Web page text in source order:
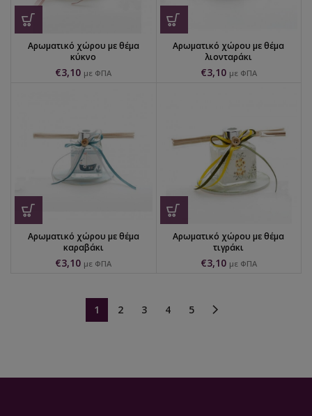
Αρωματικό χώρου με θέμα
κύκνο
€3,10 με ΦΠΑ
Αρωματικό χώρου με θέμα
λιονταράκι
€3,10 με ΦΠΑ
Αρωματικό χώρου με θέμα
καραβάκι
€3,10 με ΦΠΑ
Αρωματικό χώρου με θέμα
τιγράκι
€3,10 με ΦΠΑ
1 2 3 4 5